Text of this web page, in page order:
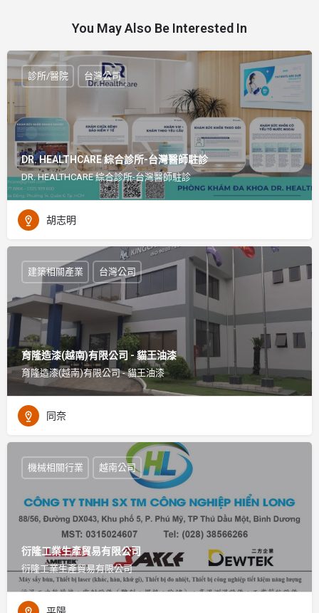
You May Also Be Interested In
DR. HEALTHCARE 綜合診所-台灣醫師駐診
DR. HEALTHCARE 綜合診所-台灣醫師駐診
診所/醫院 台灣公司
胡志明
育隆造漆(越南)有限公司 - 貓王油漆
育隆造漆(越南)有限公司 - 貓王油漆
建築相關產業 台灣公司
同奈
衍隆工業生產貿易有限公司
衍隆工業生產貿易有限公司
機械相關行業 越南公司